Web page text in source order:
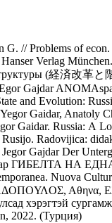
G. // Problems of
Verlag
(経済改革
Gajdar
and Evolution:
Yegor Gaidar, Anatoly
Gaidar. Russia: А
Radovijica:
Jegor Gajdar Der
ГИБЕЛТА НА
Nuova
Αθηνα,
хэрэгтэй
2022. (Турция)